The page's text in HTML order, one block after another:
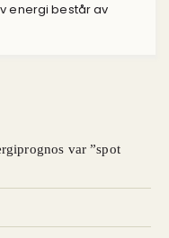
energi består av
var ”spot